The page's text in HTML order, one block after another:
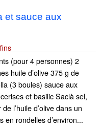
et sauce aux
(pour 4 personnes) 2
huile d’olive 375 g de
(3 boules) sauce aux
et basilic Saclà sel,
l’huile d’olive dans un
en rondelles d’environ...